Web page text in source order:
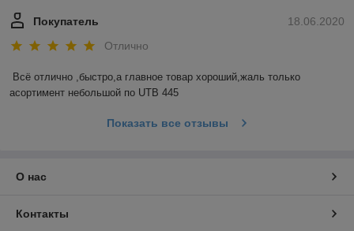
18.06.2020
Покупатель
Отлично
Всё отлично ,быстро,а главное товар хороший,жаль только
асортимент небольшой по UTB 445
Показать все отзывы
О нас
Контакты